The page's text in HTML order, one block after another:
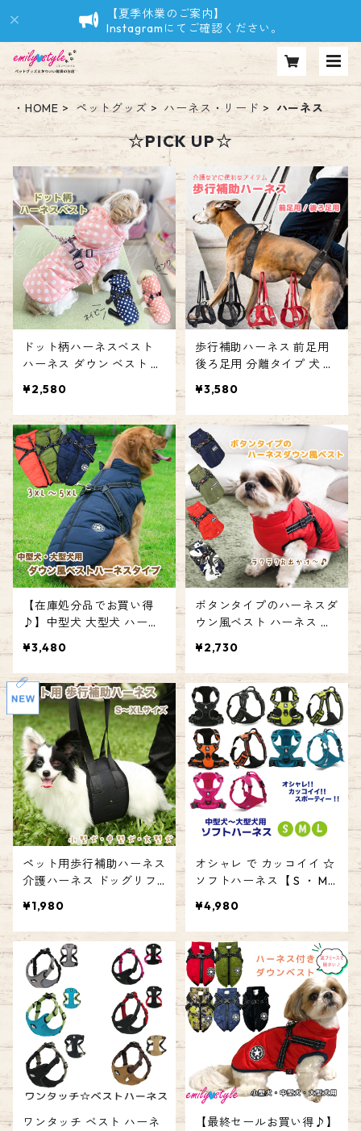
【夏季休業のご案内】
Instagramにてご確認ください。
・HOME ペットグッズ ハーネス・リード ハーネス
☆PICK UP☆
ドット柄ハーネスベスト
ハーネス ダウン ベスト ア
ップアップ フード付き 中
綿 紺 ネイビー ピンク ドッ
グウェア ペット ドッグ 犬
服 お散歩 お出かけ 防寒 あ
たたかい 小型犬 中型犬 エ
ミリースタイル emilystyle
¥2,580
歩行補助ハーネス 前足用
後ろ足用 分離タイプ 犬 ペ
ス ドッグリフトハーネス
介護 リハビリ 老犬 高齢 病
気 ケガ サポート ペットケ
ア用品 手術 シニア 散歩 ケ
ア用品 補助 グル活 認知症
エミリースタイル emilyst
yle
¥3,580
【在庫処分品でお買い得
♪】中型犬 大型犬 ハーネ
ハーネス ダウン ベスト ア
ウター ドッグウェア ペッ
ト ドッグ 犬 服 お散歩 お
出かけ 防寒 あたたかい エ
ミリースタイル emilystyle
¥3,480
ボタンタイプのハーネスダ
ウン風ベスト ハーネス ダ
グウェア ペット ドッグ 胴
輪 犬 服 お散歩 お出かけ
防寒 あたたかい 小型犬 中
型犬 エミリーノ emilystyl
e
¥2,730
ペット用歩行補助ハーネス
介護ハーネス ドッグリフ
ハビリ 散歩 サポート けが
老犬 シニア 高齢 手術 ペッ
ト ケア用品 犬 小型犬 中型
犬 大型犬 エミリースタイ
ル エミリースタイル emily
style
¥1,980
オシャレ で カッコイイ ☆
ソフトハーネス【 S ・ M
犬 胴輪 お散歩 犬用 TRUEL
OVE 反射 しつけ ハンドル
付 ハーネス ソフトパッド
お散歩 お出かけ エミリー
スタイル emilystyle
¥4,980
ワンタッチ ベスト ハーネ
【最終セールお買い得♪】